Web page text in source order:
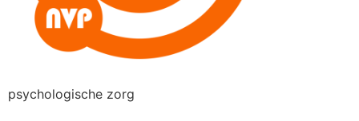
psychologische zorg